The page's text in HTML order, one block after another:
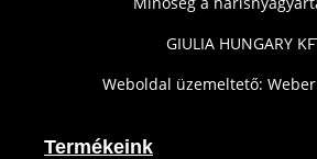
GIULIA HUNGARY
Weboldal üzemeltető: Weber
Termékeink